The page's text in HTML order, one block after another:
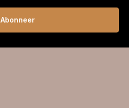
Abonneer